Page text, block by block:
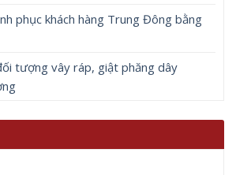
phục khách hàng Trung Đông bằng
tượng vây ráp, giật phăng dây